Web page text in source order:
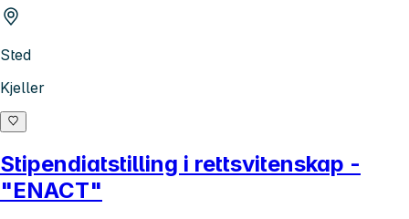
Sted
Kjeller
Stipendiatstilling i rettsvitenskap -
"ENACT"